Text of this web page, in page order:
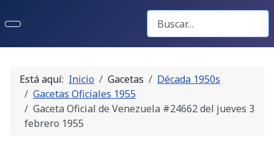
Buscar Gacetas
Está aquí: Inicio Gacetas
Década 1950s
Gacetas Oficiales 1955
Gaceta Oficial de Venezuela #24662 del jueves 3
febrero 1955